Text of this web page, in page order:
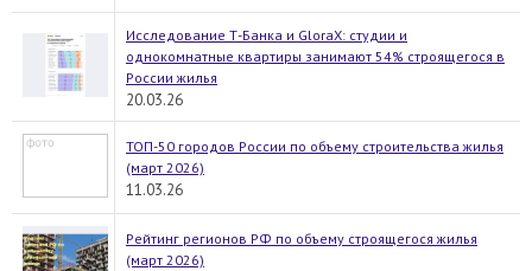
Исследование Т-Банка и GloraX: студии и
однокомнатные квартиры занимают 54% строящегося в
России жилья
20.03.26
ТОП-50 городов России по объему строительства жилья
(март 2026)
11.03.26
Рейтинг регионов РФ по объему строящегося жилья
(март 2026)